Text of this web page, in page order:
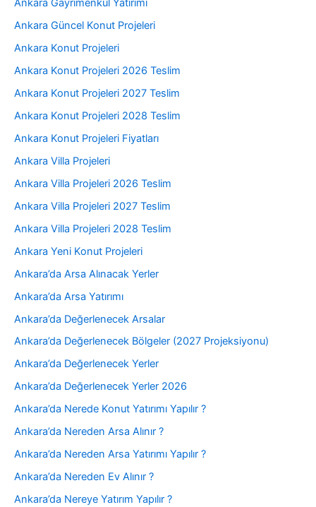
Ankara Gayrimenkul Yatırımı
Ankara Güncel Konut Projeleri
Ankara Konut Projeleri
Ankara Konut Projeleri 2026 Teslim
Ankara Konut Projeleri 2027 Teslim
Ankara Konut Projeleri 2028 Teslim
Ankara Konut Projeleri Fiyatları
Ankara Villa Projeleri
Ankara Villa Projeleri 2026 Teslim
Ankara Villa Projeleri 2027 Teslim
Ankara Villa Projeleri 2028 Teslim
Ankara Yeni Konut Projeleri
Ankara’da Arsa Alınacak Yerler
Ankara’da Arsa Yatırımı
Ankara’da Değerlenecek Arsalar
Ankara’da Değerlenecek Bölgeler (2027 Projeksiyonu)
Ankara’da Değerlenecek Yerler
Ankara’da Değerlenecek Yerler 2026
Ankara’da Nerede Konut Yatırımı Yapılır ?
Ankara’da Nereden Arsa Alınır ?
Ankara’da Nereden Arsa Yatırımı Yapılır ?
Ankara’da Nereden Ev Alınır ?
Ankara’da Nereye Yatırım Yapılır ?